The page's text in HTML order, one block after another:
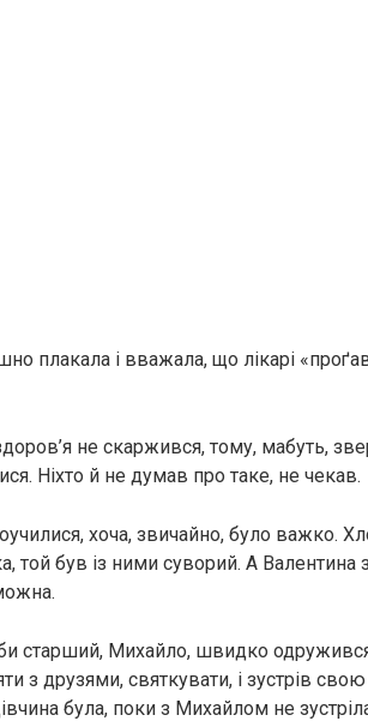
плакала і вважала, що лікарі
не скаржився, тому, мабуть,
Ніхто й не думав про таке, не чекав.
хоча, звичайно, було важко.
той був із ними суворий. А Валентина
старший, Михайло, швидко
з друзями, святкувати, і зустрів
була, поки з Михайлом не